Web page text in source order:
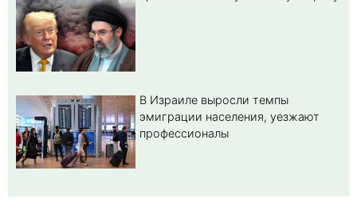
В Израиле выросли темпы
эмиграции населения, уезжают
профессионалы